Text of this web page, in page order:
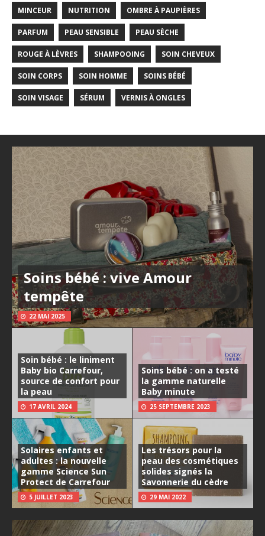
MINCEUR NUTRITION OMBRE À PAUPIÈRES
PARFUM PEAU SENSIBLE PEAU SÈCHE
ROUGE À LÈVRES SHAMPOOING SOIN CHEVEUX
SOIN CORPS SOIN HOMME SOINS BÉBÉ
SOIN VISAGE SÉRUM VERNIS À ONGLES
Soins bébé : vive Amour
tempête
22 MAI 2025
Soin bébé : le liniment
Baby bio Carrefour,
source de confort pour
la peau
17 AVRIL 2024
Soins bébé : on a testé
la gamme naturelle
Baby minute
25 SEPTEMBRE 2023
Solaires enfants et
adultes : la nouvelle
gamme Science Sun
Protect de Carrefour
5 JUILLET 2023
Les trésors pour la
peau des cosmétiques
solides signés la
Savonnerie du cèdre
29 MAI 2022